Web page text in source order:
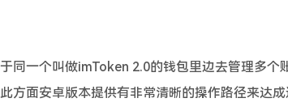
同一个叫做imToken 2.0的钱包里边去管理多个
面安卓版本提供有非常清晰的操作路径来达成